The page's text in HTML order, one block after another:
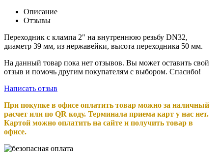
Описание
Отзывы
Переходник с клампа 2" на внутреннюю резьбу DN32,
диаметр 39 мм, из нержавейки, высота переходника 50 мм.
На данный товар пока нет отзывов. Вы может оставить свой
отзыв и помочь другим покупателям с выбором. Спасибо!
Написать отзыв
При покупке в офисе оплатить товар можно за наличный
расчет или по QR коду. Терминала приема карт у нас нет.
Картой можно оплатить на сайте и получить товар в
офисе.